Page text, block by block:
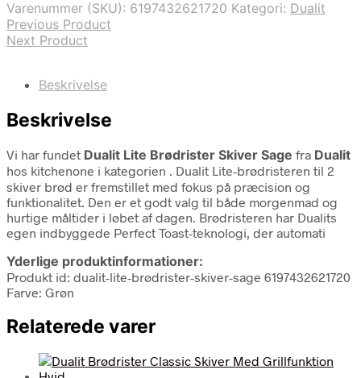
Varenummer (SKU): 6197432621720 Kategori: Dualit
Previous Product
Next Product
Beskrivelse
Beskrivelse
Vi har fundet Dualit Lite Brødrister Skiver Sage fra Dualit
hos kitchenone i kategorien . Dualit Lite-brødristeren til 2
skiver brød er fremstillet med fokus på præcision og
funktionalitet. Den er et godt valg til både morgenmad og
hurtige måltider i løbet af dagen. Brødristeren har Dualits
egen indbyggede Perfect Toast-teknologi, der automati
Yderlige produktinformationer:
Produkt id: dualit-lite-brødrister-skiver-sage 6197432621720
Farve: Grøn
Relaterede varer